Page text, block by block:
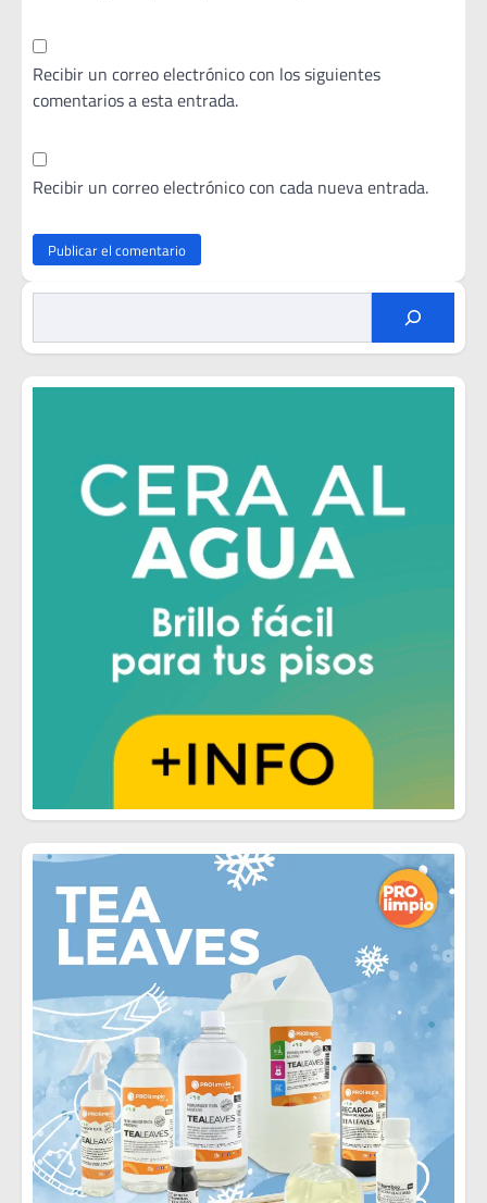
Recibir un correo electrónico con los siguientes
comentarios a esta entrada.
Recibir un correo electrónico con cada nueva entrada.